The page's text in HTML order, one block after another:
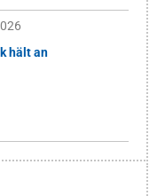
hält an